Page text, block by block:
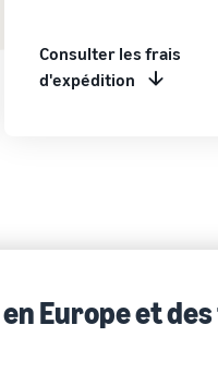
Consulter les frais
d'expédition
Europe et